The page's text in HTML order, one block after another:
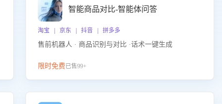
智能商品对比-智能体问答
淘宝 | 京东 | 抖音 | 拼多多
售前机器人 · 商品识别与对比 ·话术一键生成
限时免费已售99+